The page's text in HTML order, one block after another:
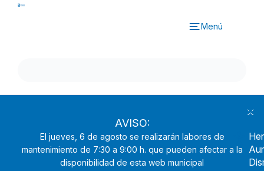
Pasar
Menú
×
AVISO:
El jueves, 6 de agosto se realizarán labores de
mantenimiento de 7:30 a 9:00 h. que pueden afectar a la
disponibilidad de esta web municipal